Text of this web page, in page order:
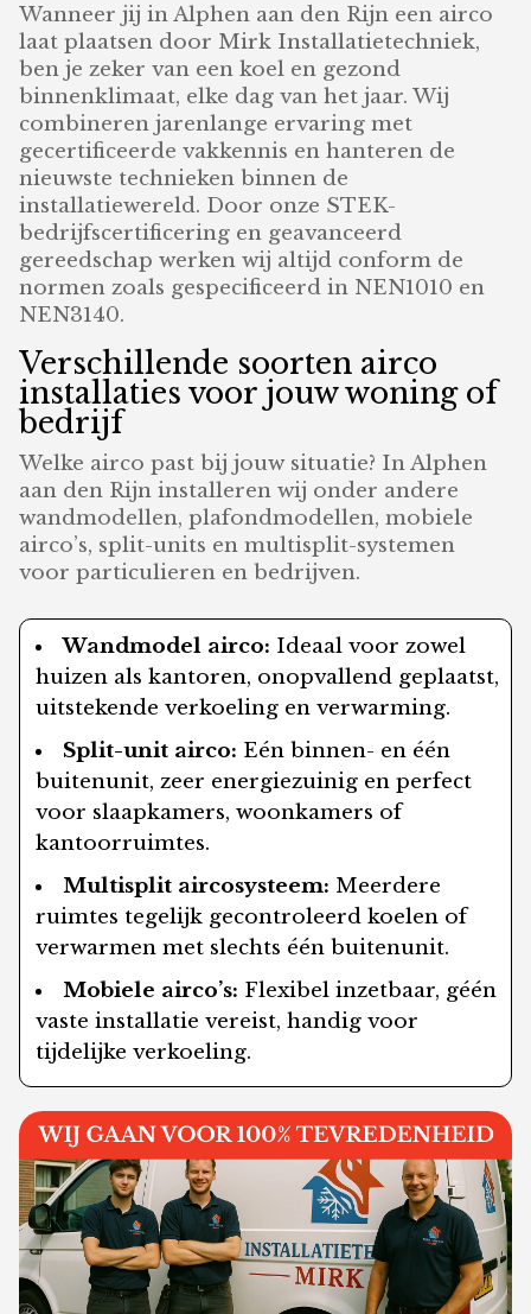
Wanneer jij in Alphen aan den Rijn een airco
laat plaatsen door Mirk Installatietechniek,
ben je zeker van een koel en gezond
binnenklimaat, elke dag van het jaar. Wij
combineren jarenlange ervaring met
gecertificeerde vakkennis en hanteren de
nieuwste technieken binnen de
installatiewereld. Door onze STEK-
bedrijfscertificering en geavanceerd
gereedschap werken wij altijd conform de
normen zoals gespecificeerd in NEN1010 en
NEN3140.
Verschillende soorten airco
installaties voor jouw woning of
bedrijf
Welke airco past bij jouw situatie? In Alphen
aan den Rijn installeren wij onder andere
wandmodellen, plafondmodellen, mobiele
airco’s, split-units en multisplit-systemen
voor particulieren en bedrijven.
Wandmodel airco: Ideaal voor zowel
huizen als kantoren, onopvallend geplaatst,
uitstekende verkoeling en verwarming.
Split-unit airco: Eén binnen- en één
buitenunit, zeer energiezuinig en perfect
voor slaapkamers, woonkamers of
kantoorruimtes.
Multisplit aircosysteem: Meerdere
ruimtes tegelijk gecontroleerd koelen of
verwarmen met slechts één buitenunit.
Mobiele airco’s: Flexibel inzetbaar, géén
vaste installatie vereist, handig voor
tijdelijke verkoeling.